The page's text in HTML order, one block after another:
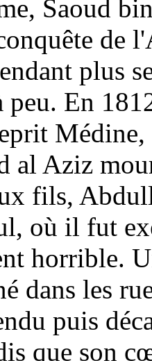
Saoud
de
plus
peu. En
al Aziz
fils,
où il fut
horrible.
dans les
puis
que son